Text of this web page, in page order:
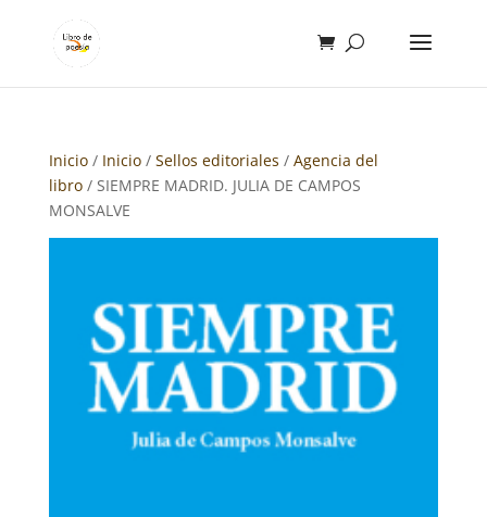
Inicio/ Inicio/ Sellos editoriales / Agencia del
libro/ SIEMPRE MADRID. JULIA DE CAMPOS
MONSALVE